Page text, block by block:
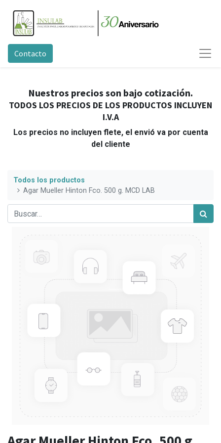
Contacto
Nuestros precios son bajo cotización.
TODOS LOS PRECIOS DE LOS PRODUCTOS INCLUYEN
I.V.A
Los precios no incluyen flete, el envió va por cuenta
del cliente
Todos los productos
Agar Mueller Hinton Fco. 500 g. MCD LAB